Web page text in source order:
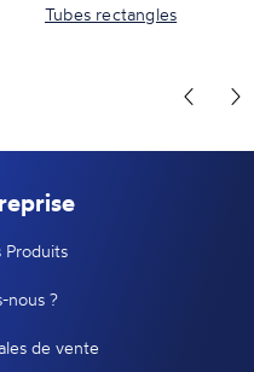
Tubes rectangles
Produits
nous ?
de vente